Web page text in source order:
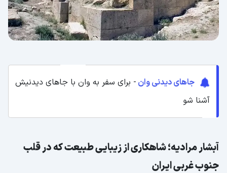
جاهای دیدنی وان - برای سفر به وان با جاهای دیدنیش
آشنا شو
آبشار مرادیه؛ شاهکاری از زیبایی طبیعت که در قلب
جنوب غربی ایران